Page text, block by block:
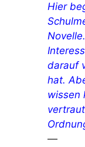
Hier
Novelle.
darauf
hat.
wissen
—